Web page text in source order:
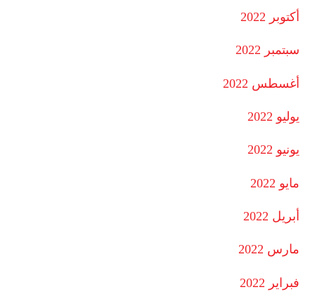
أكتوبر 2022
سبتمبر 2022
أغسطس 2022
يوليو 2022
يونيو 2022
مايو 2022
أبريل 2022
مارس 2022
فبراير 2022